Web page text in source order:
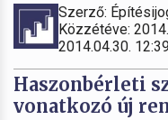
Szerző:
Közzétéve:
2014.04.30.
Haszonbérleti
vonatkozó új